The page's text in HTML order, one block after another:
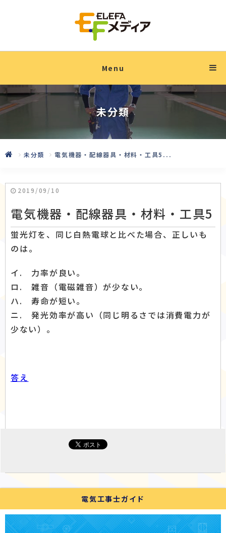
Menu
未分類
未分類 電気機器・配線器具・材料・工具5...
2019/09/10
電気機器・配線器具・材料・工具5
蛍光灯を、同じ白熱電球と比べた場合、正しいも
のは。
イ. 力率が良い。
ロ. 雑音（電磁雑音）が少ない。
ハ. 寿命が短い。
ニ. 発光効率が高い（同じ明るさでは消費電力が
少ない）。
答え
電気工事士ガイド